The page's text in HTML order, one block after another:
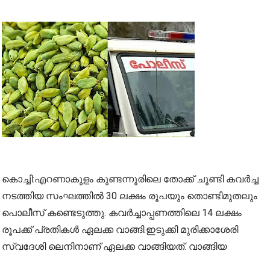
കൊച്ചി:എറണാകുളം കുണ്ടന്നൂരിലെ തോക്ക് ചൂണ്ടി കവർച്ച
നടത്തിയ സംഘത്തിൽ 30 ലക്ഷം രൂപയും തൊണ്ടിമുതലും
പൊലീസ് കണ്ടെടുത്തു. കവർച്ചാപ്പണത്തിലെ 14 ലക്ഷം
രൂപക്ക് പ്രതികൾ ഏലക്ക വാങ്ങി.ഇടുക്കി മുരിക്കാശേരി
സ്വദേശി ലെനിനാണ് ഏലക്ക വാങ്ങിയത്. വാങ്ങിയ